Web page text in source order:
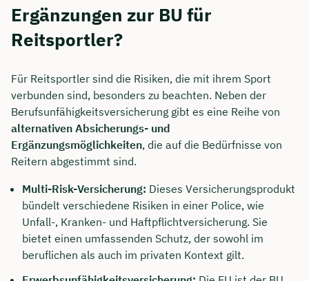
Ergänzungen zur BU für
Reitsportler?
Für Reitsportler sind die Risiken, die mit ihrem Sport
verbunden sind, besonders zu beachten. Neben der
Berufsunfähigkeitsversicherung gibt es eine Reihe von
alternativen Absicherungs- und
Ergänzungsmöglichkeiten, die auf die Bedürfnisse von
Reitern abgestimmt sind.
Multi-Risk-Versicherung: Dieses Versicherungsprodukt
bündelt verschiedene Risiken in einer Police, wie
Unfall-, Kranken- und Haftpflichtversicherung. Sie
bietet einen umfassenden Schutz, der sowohl im
beruflichen als auch im privaten Kontext gilt.